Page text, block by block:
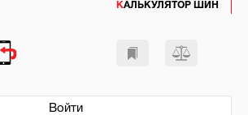
КАЛЬКУЛЯТОР ШИН
Войти